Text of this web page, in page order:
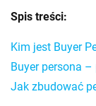
Spis treści:
Kim jest Buyer
Buyer persona
Jak zbudować